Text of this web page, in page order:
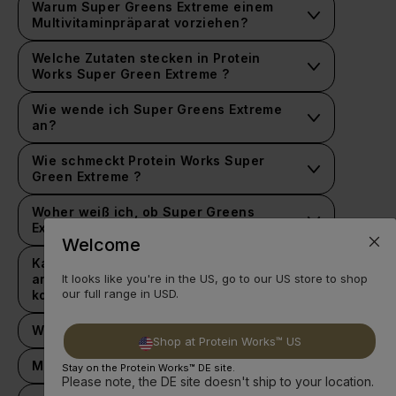
Warum Super Greens Extreme einem
Multivitaminpräparat vorziehen?
Welche Zutaten stecken in Protein
Works Super Green Extreme ?
Wie wende ich Super Greens Extreme
an?
Wie schmeckt Protein Works Super
Green Extreme ?
Woher weiß ich, ob Super Greens
Extreme für mich geeignet ist?
Kann ich Super Greens Extreme mit
anderen Protein Works Pulvern
kombinieren?
Was sind Greens Pulver?
Wie wäre es, wenn du alle wichtigen Vitamine
und Mineralstoffe, die dein Körper braucht, in
einem einzigen Getränk zu dir nehmen könntest?
Muss es mit Wasser gemischt werden?
Wir empfehlen, das Produkt mit Wasser zu
Welcome
It looks like you're in the US, go to our US store to shop
our full range in USD.
Shop at Protein Works™ US
Stay on the Protein Works™ DE site.
Please note, the DE site doesn't ship to your location.